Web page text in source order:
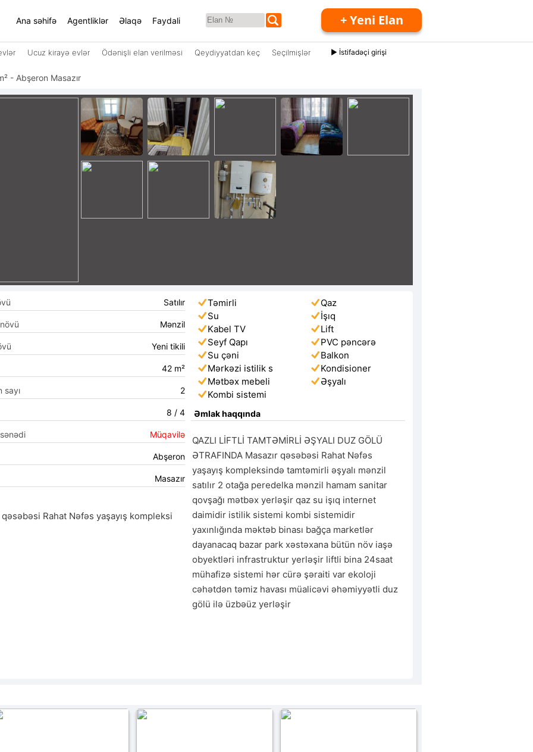
Ana səhifə Agentliklər Əlaqə Faydali + Yeni Elan
Ucuz kirayə evlər Ödənişli elan verilməsi Qeydiyyatdan keç Seçilmişlər ► İstifadəçi girişi
- Abşeron Masazır
Satılır
Mənzil
Yeni tikili
42 m²
sayı 2
8 / 4
Müqavilə
Abşeron
Masazır
qəsəbəsi Rahat Nəfəs yaşayış kompleksi
Təmirli
Qaz
Su
İşıq
Kabel TV
Lift
Seyf Qapı
PVC pəncərə
Su çəni
Balkon
Mərkəzi istilik s
Kondisioner
Mətbəx mebeli
Əşyalı
Kombi sistemi
Əmlak haqqında
QAZLI LİFTLİ TAMTƏMİRLİ ƏŞYALI DUZ GÖLÜ
ƏTRAFINDA Masazır qəsəbəsi Rahat Nəfəs
yaşayış kompleksində tamtəmirli əşyalı mənzil
satılır 2 otağa peredelka mənzil hamam sanitar
qovşağı mətbəx yerləşir qaz su işıq internet
daimidir istilik sistemi kombi sistemidir
yaxınlığında məktəb binası bağça marketlər
dayanacaq bazar park xəstəxana bütün növ iaşə
obyektləri infrastruktur yerləşir liftli bina 24saat
mühafizə sistemi hər cürə şəraiti var ekoloji
cəhətdən təmiz havası müalicəvi əhəmiyyətli duz
gölü ilə üzbəüz yerləşir